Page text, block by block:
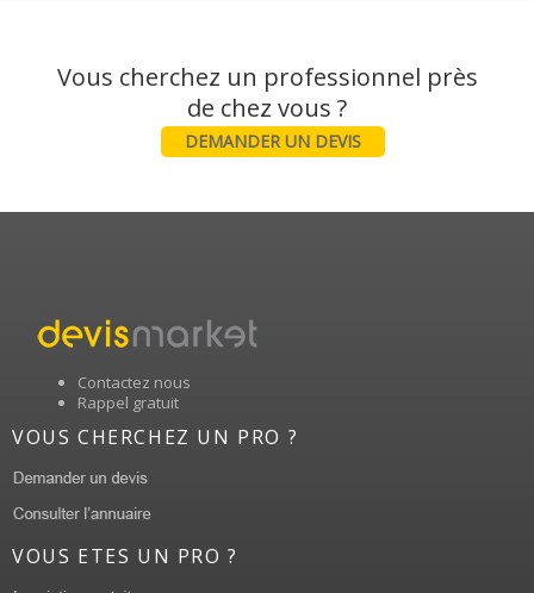
Vous cherchez un professionnel près
DEMANDER UN DEVIS
Contactez nous
Rappel gratuit
VOUS CHERCHEZ UN PRO ?
VOUS ETES UN PRO ?